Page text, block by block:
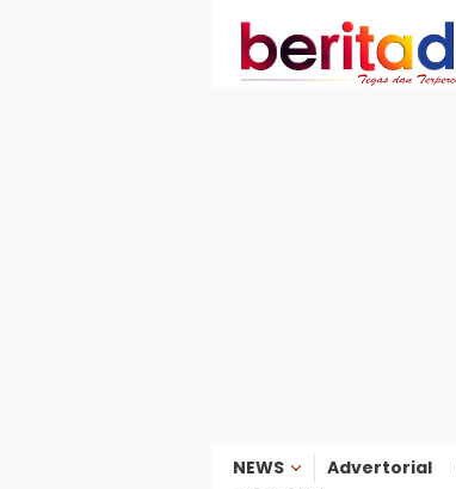
konten
NEWS Advertorial